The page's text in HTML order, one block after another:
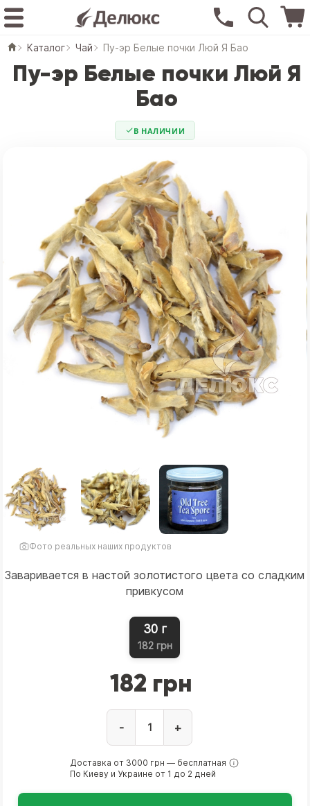
Каталог Чай Пу-эр Белые почки Люй Я Бао
Пу-эр Белые почки Люй Я
Бао
В НАЛИЧИИ
Фото реальных наших продуктов
Заваривается в настой золотистого цвета со сладким
привкусом
30 г
182 грн
182 грн
- +
Доставка от 3000 грн — бесплатная
По Киеву и Украине от 1 до 2 дней